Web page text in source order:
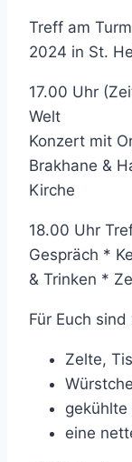
Treff am
2024 in St.
17.00 Uhr
Welt
Konzert mit
Brakhane &
Kirche
18.00 Uhr
Gespräch *
& Trinken *
Für Euch
Zelte,
gekühlte
eine